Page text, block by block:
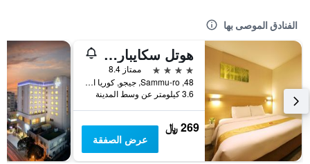
الفنادق الموصى بها
هوتل سكايبارك جيجو 1
4 نجوم
ممتاز 8.4
48, Sammu-ro, جيجو, كوريا الجنوبية
3.6 كيلومتر عن وسط المدينة
269 ﷼
عرض الصفقة